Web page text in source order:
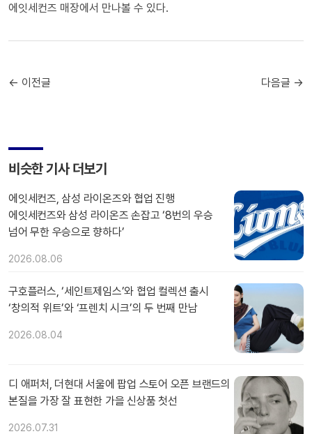
에잇세컨즈 매장에서 만나볼 수 있다.
← 이전글 다음글 →
비슷한 기사 더보기
에잇세컨즈, 삼성 라이온즈와 협업 진행
에잇세컨즈와 삼성 라이온즈 손잡고 ‘8번의 우승
넘어 무한 우승으로 향하다’
2026.08.06
구호플러스, ‘세인트제임스’와 협업 컬렉션 출시
‘창의적 위트’와 ‘프렌치 시크’의 두 번째 만남
2026.08.04
디 애퍼처, 더현대 서울에 팝업 스토어 오픈 브랜드의
본질을 가장 잘 표현한 가을 신상품 첫선
2026.07.31